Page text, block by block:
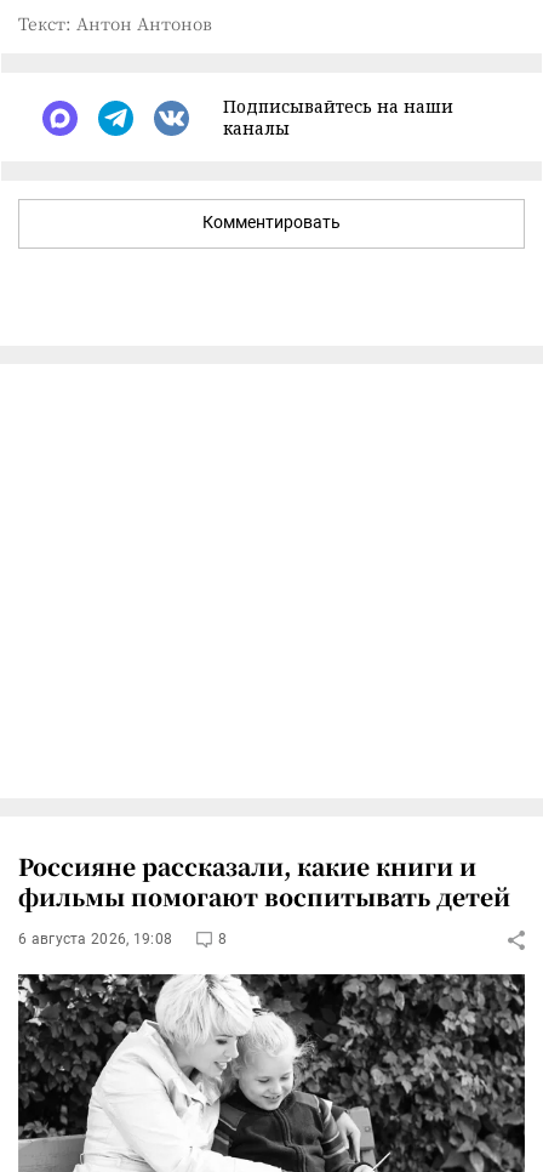
Текст: Антон Антонов
Подписывайтесь на наши
каналы
Комментировать
Россияне рассказали, какие книги и
фильмы помогают воспитывать детей
6 августа 2026, 19:08 8